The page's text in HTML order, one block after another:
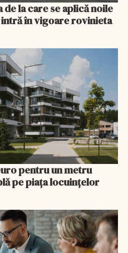
de la care se aplică noile
în vigoare rovinieta
pentru un metru
pe piața locuințelor